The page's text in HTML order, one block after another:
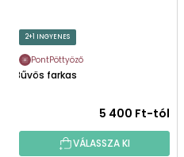
2+1 INGYENES
PontPöttyöző
Bűvös farkas
5 400 Ft-tól
VÁLASSZA KI